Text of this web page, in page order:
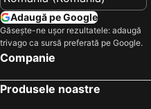
Mayfair Hotel
Louis Imperial Beach
Regency Boutique Hotel
M Boutique Hotel - Designed for Adults
Adaugă pe Google
Găsește-ne ușor rezultatele: adaugă
trivago ca sursă preferată pe Google.
Companie
Produsele noastre